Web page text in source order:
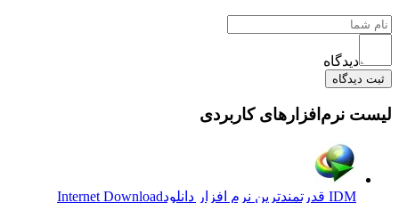
نرم‌افزارهای کاربردی
Internet Download